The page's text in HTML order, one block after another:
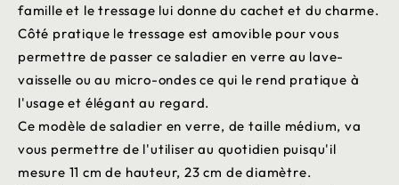
famille et le tressage lui donne du cachet et du charme.
Côté pratique le tressage est amovible pour vous
permettre de passer ce saladier en verre au lave-
vaisselle ou au micro-ondes ce qui le rend pratique à
l'usage et élégant au regard.
Ce modèle de saladier en verre, de taille médium, va
vous permettre de l'utiliser au quotidien puisqu'il
mesure 11 cm de hauteur, 23 cm de diamètre.